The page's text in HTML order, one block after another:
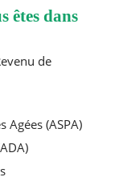
êtes dans
de
(ASPA)